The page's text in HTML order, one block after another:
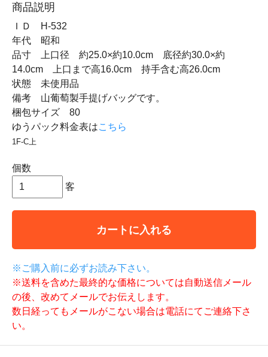
商品説明
ＩＤ H-532
年代 昭和
品寸 上口径 約25.0×約10.0cm 底径約30.0×約
14.0cm 上口まで高16.0cm 持手含む高26.0cm
状態 未使用品
備考 山葡萄製手提げバッグです。
梱包サイズ 80
ゆうパック料金表はこちら
1F-C上
個数
客
カートに入れる
※ご購入前に必ずお読み下さい。
※送料を含めた最終的な価格については自動送信メール
の後、改めてメールでお伝えします。
数日経ってもメールがこない場合は電話にてご連絡下さ
い。